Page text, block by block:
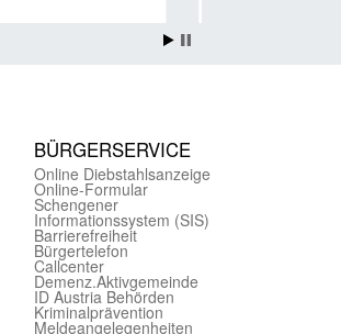
BÜRGER­SERVICE
Online Diebstahls­anzeige
Online-Formular
Schengener
Informationssystem (SIS)
Barriere­freiheit
Bürger­telefon
Call­center
Demenz.Aktiv­gemeinde
ID Austria Behörden
Kriminal­prävention
Melde­an­ge­le­gen­heiten